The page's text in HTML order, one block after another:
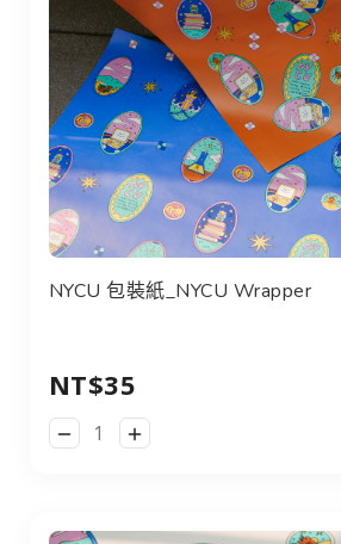
NYCU 包裝紙_NYCU Wrapper
NYCU 包裝紙_NYCU Wrapper
NT$35